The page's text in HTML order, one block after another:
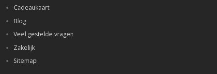
Cadeaukaart
Blog
Veel gestelde vragen
Zakelijk
Sitemap